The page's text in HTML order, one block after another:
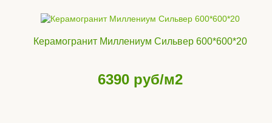
Керамогранит Миллениум Сильвер 600*600*20
6390 руб/м2